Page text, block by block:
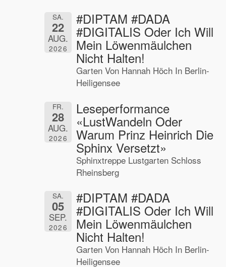
SA.
22
AUG.
2026
#DIPTAM #DADA
#DIGITALIS Oder Ich Will
Mein Löwenmäulchen
Nicht Halten!
Garten Von Hannah Höch In Berlin-
Heiligensee
FR.
28
AUG.
2026
Leseperformance
«LustWandeln Oder
Warum Prinz Heinrich Die
Sphinx Versetzt»
Sphinxtreppe Lustgarten Schloss
Rheinsberg
SA.
05
SEP.
2026
#DIPTAM #DADA
#DIGITALIS Oder Ich Will
Mein Löwenmäulchen
Nicht Halten!
Garten Von Hannah Höch In Berlin-
Heiligensee